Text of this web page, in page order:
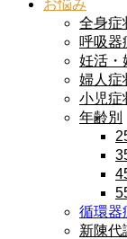
お悩み
全身症
呼吸器
妊活・
婦人症
小児症
年齢別
循環器
新陳代